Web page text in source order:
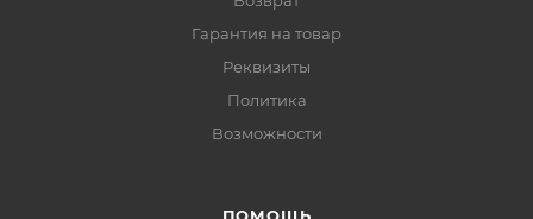
Гарантия на товар
Реквизиты
Политика
Возможности